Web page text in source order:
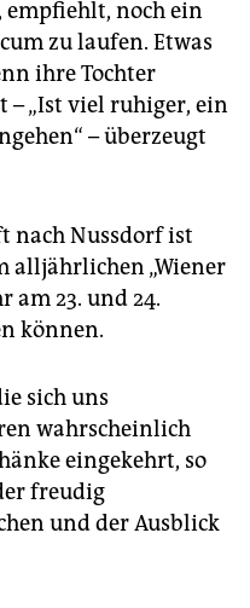
empfiehlt, noch ein
zu laufen. Etwas
ihre Tochter
– „Ist viel ruhiger, ein
– überzeugt
nach Nussdorf ist
alljährlichen „Wiener
am 23. und 24.
können.
sich uns
wahrscheinlich
eingekehrt, so
freudig
und der Ausblick